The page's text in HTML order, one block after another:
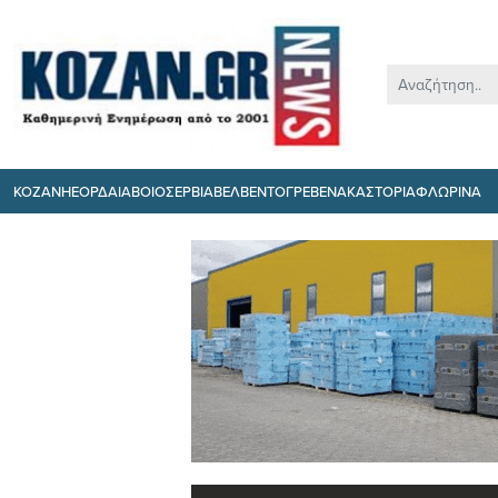
ΚΟΖΑΝΗΕΟΡΔΑΙΑΒΟΙΟΣΕΡΒΙΑΒΕΛΒΕΝΤΟΓΡΕΒΕΝΑΚΑΣΤΟΡΙΑΦΛΩΡΙΝΑ